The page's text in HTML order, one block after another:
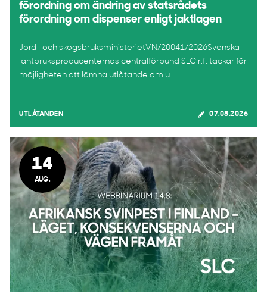
förordning om ändring av statsrådets
förordning om dispenser enligt jaktlagen
Jord- och skogsbruksministerietVN/20041/2026Svenska
lantbruksproducenternas centralförbund SLC r.f. tackar för
möjligheten att lämna utlåtande om u...
UTLÅTANDEN 07.08.2026
14
AUG.